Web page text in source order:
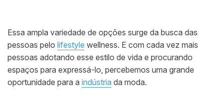
Essa ampla variedade de opções surge da busca das
pessoas pelo lifestyle wellness. E com cada vez mais
pessoas adotando esse estilo de vida e procurando
espaços para expressá-lo, percebemos uma grande
oportunidade para a indústria da moda.